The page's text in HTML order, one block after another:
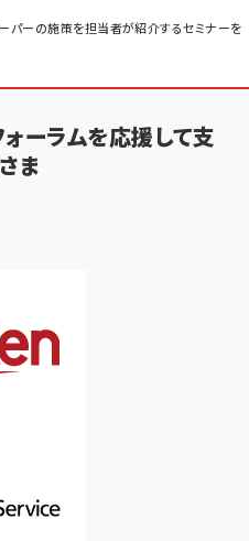
パーの施策を担当者が紹介するセミナーを
ーラムを応援して支
ま